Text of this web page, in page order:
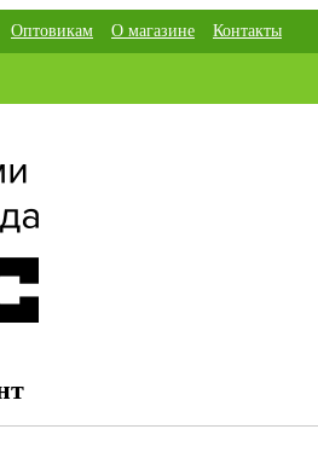
Оптовикам О магазине Контакты